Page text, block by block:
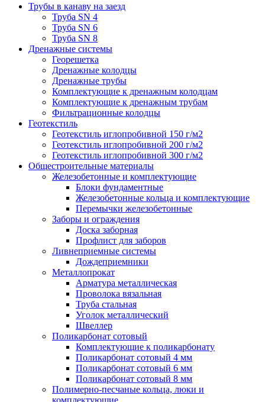
Трубы в канаву на заезд
Труба SN 4
Труба SN 6
Труба SN 8
Дренажные системы
Георешетка
Дренажные колодцы
Дренажные трубы
Комплектующие к дренажным колодцам
Комплектующие к дренажным трубам
Фильтрационные колодцы
Геотекстиль
Геотекстиль иглопробивной 150 г/м2
Геотекстиль иглопробивной 200 г/м2
Геотекстиль иглопробивной 300 г/м2
Общестроительные материалы
Железобетонные и комплектующие
Блоки фундаментные
Железобетонные кольца и комплектующие
Перемычки железобетонные
Заборы и ограждения
Доска заборная
Профлист для заборов
Ливнеприемные системы
Дождеприемники
Металлопрокат
Арматура металлическая
Проволока вязальная
Труба стальная
Уголок металлический
Швеллер
Поликарбонат сотовый
Комплектующие к поликарбонату
Поликарбонат сотовый 4 мм
Поликарбонат сотовый 6 мм
Поликарбонат сотовый 8 мм
Полимерно-песчаные кольца, люки и
комплектующие